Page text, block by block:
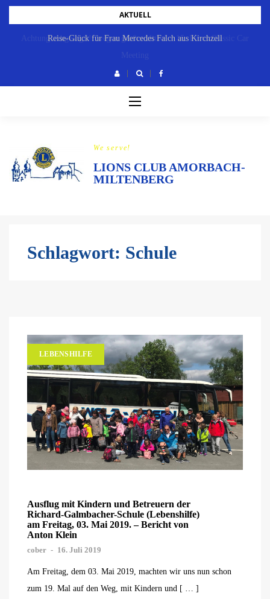
Skip
AKTUELL
Achtung: Abgesagt!!! wegen großer Hitze! – 15. Lions Classic Car
Meeting
Reise-Glück für Frau Mercedes Falch aus Kirchzell
We serve!
LIONS CLUB AMORBACH-
MILTENBERG
Schlagwort: Schule
LEBENSHILFE
Ausflug mit Kindern und Betreuern der
Richard-Galmbacher-Schule (Lebenshilfe)
am Freitag, 03. Mai 2019. – Bericht von
Anton Klein
cober - 16. Juli 2019
Am Freitag, dem 03. Mai 2019, machten wir uns nun schon
zum 19. Mal auf den Weg, mit Kindern und [ … ]